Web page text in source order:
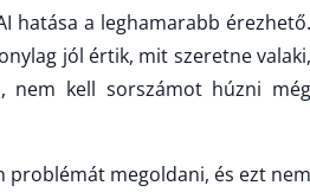
hatása a leghamarabb érezhető.
jól értik, mit szeretne valaki,
nem kell sorszámot húzni még
problémát megoldani, és ezt nem